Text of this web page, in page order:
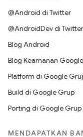
@Android di Twitter
@AndroidDev di Twitter
Blog Android
Blog Keamanan Google
Platform di Google
Build di Google Grup
Porting di Google Grup
MENDAPATKAN